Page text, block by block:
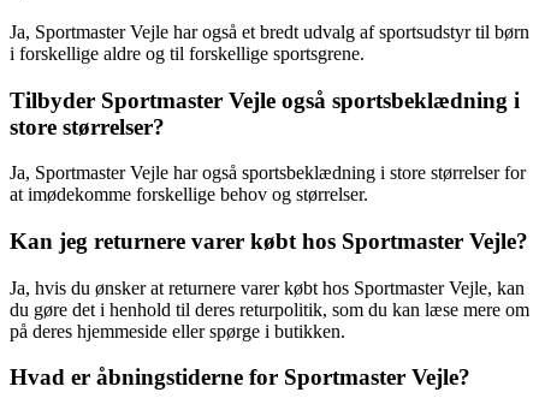
Ja, Sportmaster Vejle har også et bredt udvalg af sportsudstyr til børn
i forskellige aldre og til forskellige sportsgrene.
Tilbyder Sportmaster Vejle også sportsbeklædning i
store størrelser?
Ja, Sportmaster Vejle har også sportsbeklædning i store størrelser for
at imødekomme forskellige behov og størrelser.
Kan jeg returnere varer købt hos Sportmaster Vejle?
Ja, hvis du ønsker at returnere varer købt hos Sportmaster Vejle, kan
du gøre det i henhold til deres returpolitik, som du kan læse mere om
på deres hjemmeside eller spørge i butikken.
Hvad er åbningstiderne for Sportmaster Vejle?